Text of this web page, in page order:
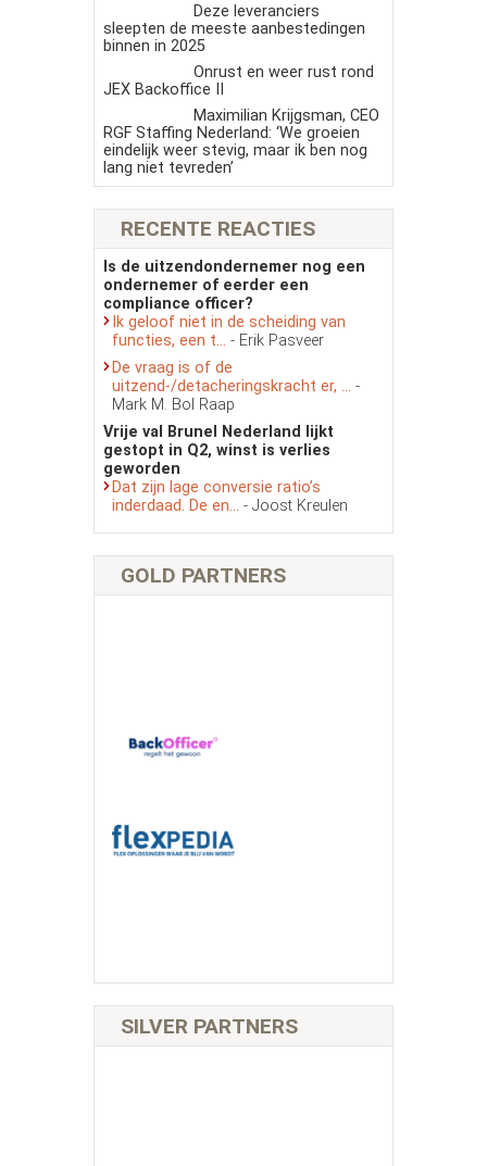
Deze leveranciers
sleepten de meeste aanbestedingen
binnen in 2025
Onrust en weer rust rond
JEX Backoffice II
Maximilian Krijgsman, CEO
RGF Staffing Nederland: ‘We groeien
eindelijk weer stevig, maar ik ben nog
lang niet tevreden’
RECENTE REACTIES
Is de uitzendondernemer nog een
ondernemer of eerder een
compliance officer?
Ik geloof niet in de scheiding van
functies, een t... - Erik Pasveer
De vraag is of de
uitzend-/detacheringskracht er, ... -
Mark M. Bol Raap
Vrije val Brunel Nederland lijkt
gestopt in Q2, winst is verlies
geworden
Dat zijn lage conversie ratio’s
inderdaad. De en... - Joost Kreulen
GOLD PARTNERS
SILVER PARTNERS